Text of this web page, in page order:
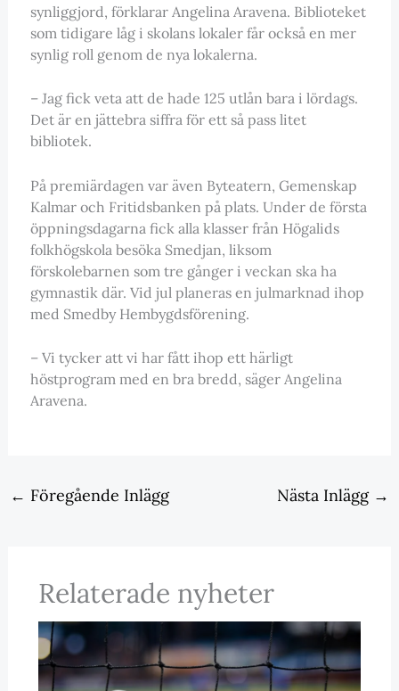
synliggjord, förklarar Angelina Aravena. Biblioteket
som tidigare låg i skolans lokaler får också en mer
synlig roll genom de nya lokalerna.
– Jag fick veta att de hade 125 utlån bara i lördags.
Det är en jättebra siffra för ett så pass litet
bibliotek.
På premiärdagen var även Byteatern, Gemenskap
Kalmar och Fritidsbanken på plats. Under de första
öppningsdagarna fick alla klasser från Högalids
folkhögskola besöka Smedjan, liksom
förskolebarnen som tre gånger i veckan ska ha
gymnastik där. Vid jul planeras en julmarknad ihop
med Smedby Hembygdsförening.
– Vi tycker att vi har fått ihop ett härligt
höstprogram med en bra bredd, säger Angelina
Aravena.
← Föregående Inlägg Nästa Inlägg →
Relaterade nyheter